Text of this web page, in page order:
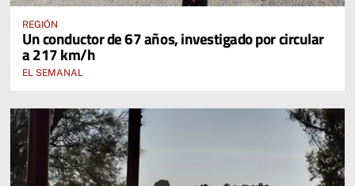
REGIÓN
Un conductor de 67 años, investigado por circular
a 217 km/h
EL SEMANAL